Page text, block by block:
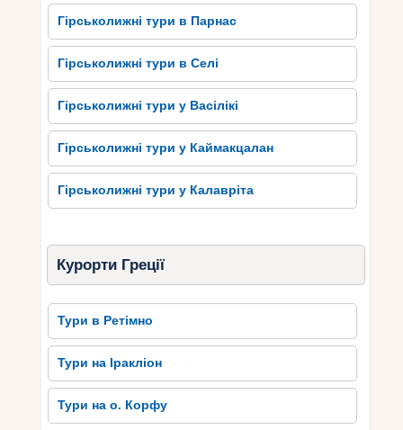
Гірськолижні тури в Парнас
Гірськолижні тури в Селі
Гірськолижні тури у Васілікі
Гірськолижні тури у Каймакцалан
Гірськолижні тури у Калавріта
Курорти Греції
Тури в Ретімно
Тури на Іракліон
Тури на о. Корфу